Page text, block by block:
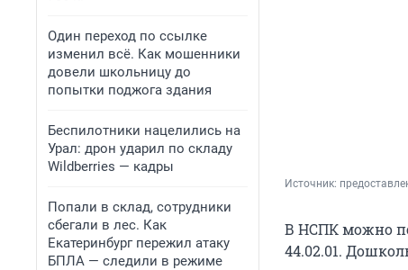
Один переход по ссылке
изменил всё. Как мошенники
довели школьницу до
попытки поджога здания
Беспилотники нацелились на
Урал: дрон ударил по складу
Wildberries — кадры
Попали в склад, сотрудники
сбегали в лес. Как
Екатеринбург пережил атаку
БПЛА — следили в режиме
Источник:
В НСПК можно
44.02.01.